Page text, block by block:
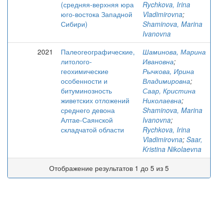
(средняя-верхняя юра
юго-востока Западной
Сибири)
Rychkova, Irina
Vladimirovna;
Shaminova, Marina
Ivanovna
2021
Палеогеографические,
литолого-
геохимические
особенности и
битуминозность
живетских отложений
среднего девона
Алтае-Саянской
складчатой области
Шаминова, Марина
Ивановна;
Рычкова, Ирина
Владимировна;
Саар, Кристина
Николаевна;
Shaminova, Marina
Ivanovna;
Rychkova, Irina
Vladimirovna; Saar,
Kristina Nikolaevna
Отображение результатов 1 до 5 из 5